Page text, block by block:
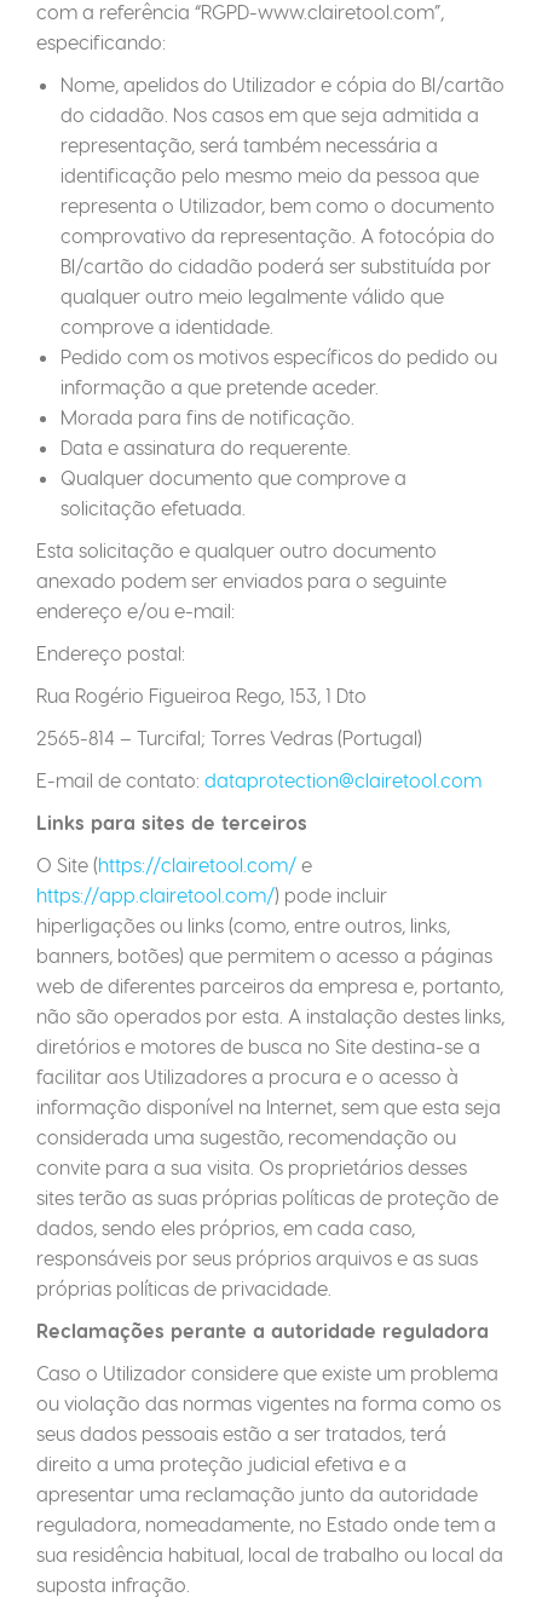
com a referência “RGPD-www.clairetool.com”,
especificando:
Nome, apelidos do Utilizador e cópia do BI/cartão
do cidadão. Nos casos em que seja admitida a
representação, será também necessária a
identificação pelo mesmo meio da pessoa que
representa o Utilizador, bem como o documento
comprovativo da representação. A fotocópia do
BI/cartão do cidadão poderá ser substituída por
qualquer outro meio legalmente válido que
comprove a identidade.
Pedido com os motivos específicos do pedido ou
informação a que pretende aceder.
Morada para fins de notificação.
Data e assinatura do requerente.
Qualquer documento que comprove a
solicitação efetuada.
Esta solicitação e qualquer outro documento
anexado podem ser enviados para o seguinte
endereço e/ou e-mail:
Endereço postal:
Rua Rogério Figueiroa Rego, 153, 1 Dto
2565-814 – Turcifal; Torres Vedras (Portugal)
E-mail de contato: dataprotection@clairetool.com
Links para sites de terceiros
O Site (https://clairetool.com/ e
https://app.clairetool.com/) pode incluir
hiperligações ou links (como, entre outros, links,
banners, botões) que permitem o acesso a páginas
web de diferentes parceiros da empresa e, portanto,
não são operados por esta. A instalação destes links,
diretórios e motores de busca no Site destina-se a
facilitar aos Utilizadores a procura e o acesso à
informação disponível na Internet, sem que esta seja
considerada uma sugestão, recomendação ou
convite para a sua visita. Os proprietários desses
sites terão as suas próprias políticas de proteção de
dados, sendo eles próprios, em cada caso,
responsáveis por seus próprios arquivos e as suas
próprias políticas de privacidade.
Reclamações perante a autoridade reguladora
Caso o Utilizador considere que existe um problema
ou violação das normas vigentes na forma como os
seus dados pessoais estão a ser tratados, terá
direito a uma proteção judicial efetiva e a
apresentar uma reclamação junto da autoridade
reguladora, nomeadamente, no Estado onde tem a
sua residência habitual, local de trabalho ou local da
suposta infração.